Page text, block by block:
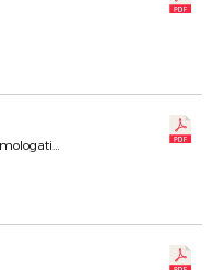
Commission Calendriers Compétitions Homologation